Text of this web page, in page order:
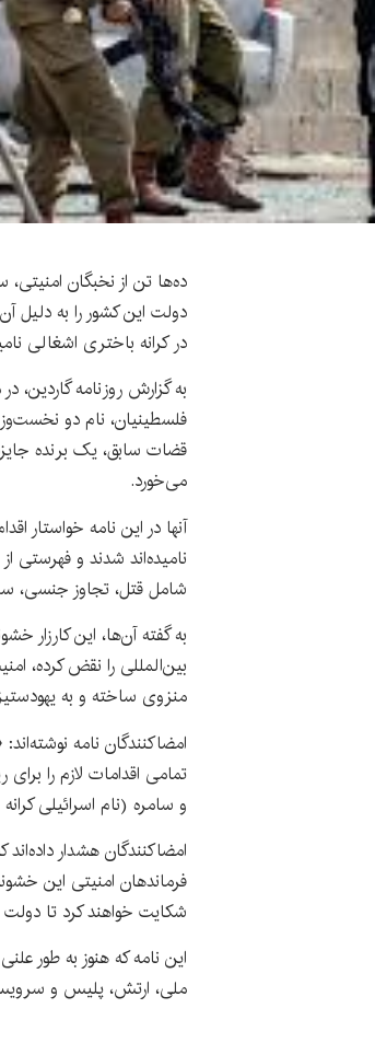
ده‌ها تن از نخبگان
دولت این کشور را به دلیل
در کرانه باختری اشغالی
به گزارش روزنامه
فلسطینیان، نام دو
قضات سابق، یک برنده
می‌خورد.
آنها در این نامه خواستار
نامیده‌اند شدند و فهرستی
شامل قتل، تجاوز
به گفته آن‌ها، این کارزار
بین‌المللی را نقض کرده،
منزوی ساخته و به
امضاکنندگان نامه
تمامی اقدامات لازم را
و سامره (نام اسرائیلی
امضاکنندگان هشدار
فرماندهان امنیتی این
شکایت خواهند کرد تا دولت
این نامه که هنوز به طور
ملی، ارتش، پلیس و